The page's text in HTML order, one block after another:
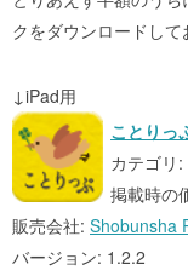
クをダウンロードして
↓iPad用
ことりっ
カテゴリ
掲載時の
販売会社: Shobunsha
バージョン: 1.2.2